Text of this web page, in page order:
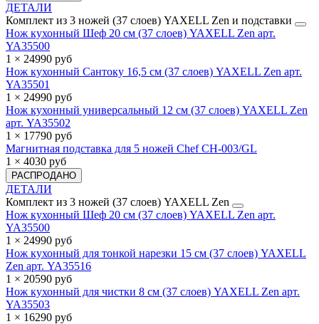
ДЕТАЛИ
Комплект из 3 ножей (37 слоев) YAXELL Zen и подставки
Нож кухонный Шеф 20 см (37 слоев) YAXELL Zen арт.
YA35500
1 × 24990 руб
Нож кухонный Сантоку 16,5 см (37 слоев) YAXELL Zen арт.
YA35501
1 × 24990 руб
Нож кухонный универсальный 12 см (37 слоев) YAXELL Zen
арт. YA35502
1 × 17790 руб
Магнитная подставка для 5 ножей Chef CH-003/GL
1 × 4030 руб
РАСПРОДАНО
ДЕТАЛИ
Комплект из 3 ножей (37 слоев) YAXELL Zen
Нож кухонный Шеф 20 см (37 слоев) YAXELL Zen арт.
YA35500
1 × 24990 руб
Нож кухонный для тонкой нарезки 15 см (37 слоев) YAXELL
Zen арт. YA35516
1 × 20590 руб
Нож кухонный для чистки 8 см (37 слоев) YAXELL Zen арт.
YA35503
1 × 16290 руб